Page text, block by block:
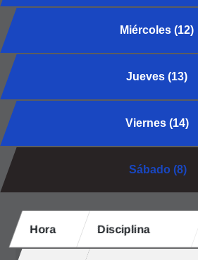
Miércoles (12)
Jueves (13)
Viernes (14)
Sábado (8)
Hora Disciplina